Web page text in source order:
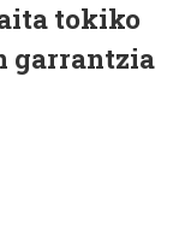
tokiko
garrantzia